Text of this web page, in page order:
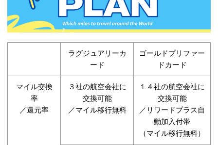
ラグジュアリーカ
ード
ゴールドプリファー
ドカード
マイル交換
率
／還元率
３社の航空会社に
交換可能
／マイル移行無料
１４社の航空会社に
交換可能
／リワードプラス自
動加入付帯
（マイル移行無料）